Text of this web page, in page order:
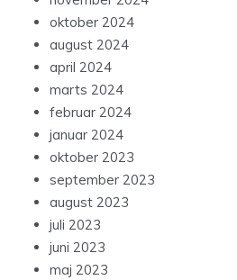
oktober 2024
august 2024
april 2024
marts 2024
februar 2024
januar 2024
oktober 2023
september 2023
august 2023
juli 2023
juni 2023
maj 2023